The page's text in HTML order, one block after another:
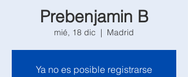
Prebenjamin B
mié, 18 dic
  |
Madrid
Ya no es posible registrarse